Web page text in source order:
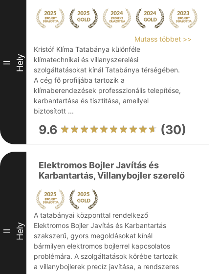
II Hely
Mutass többet >>
Kristóf Klíma Tatabánya különféle
klímatechnikai és villanyszerelési
szolgáltatásokat kínál Tatabánya térségében.
A cég fő profiljába tartozik a
klímaberendezések professzionális telepítése,
karbantartása és tisztítása, amellyel
biztosított ...
9.6 (30)
II Hely
Elektromos Bojler Javítás és
Karbantartás, Villanybojler szerelő
A tatabányai központtal rendelkező
Elektromos Bojler Javítás és Karbantartás
szakszerű, gyors megoldásokat kínál
bármilyen elektromos bojlerrel kapcsolatos
problémára. A szolgáltatások körébe tartozik
a villanybojlerek precíz javítása, a rendszeres